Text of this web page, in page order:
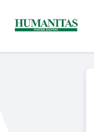
content